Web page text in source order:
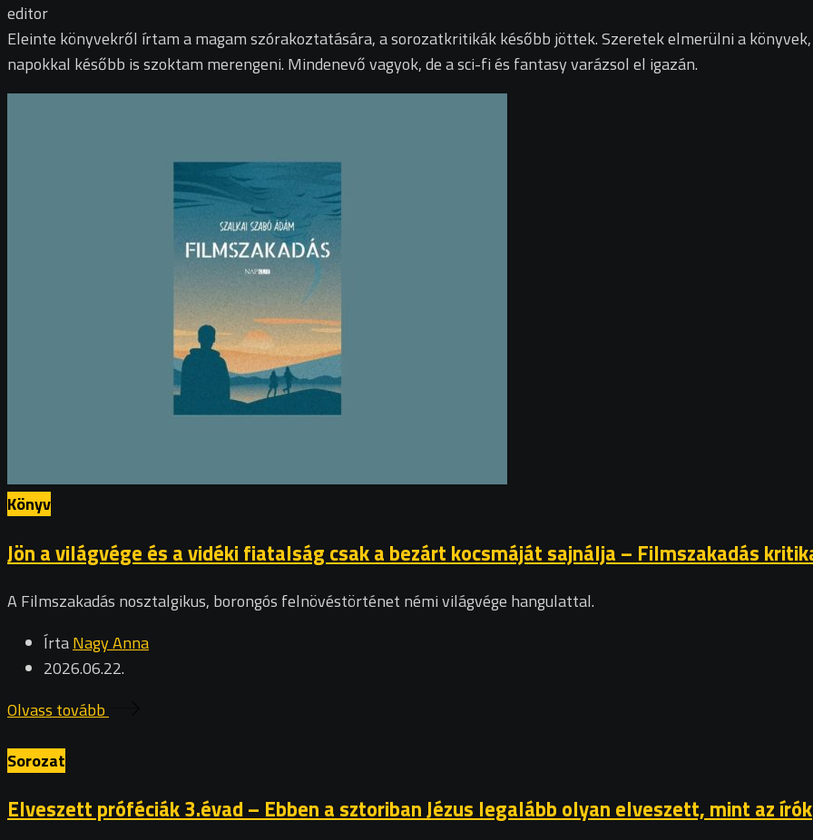
editor
Eleinte könyvekről írtam a magam szórakoztatására, a sorozatkritikák később jöttek. Szeretek elmerülni a
napokkal később is szoktam merengeni. Mindenevő vagyok, de a sci-fi és fantasy varázsol el igazán.
Könyv
Jön a világvége és a vidéki fiatalság csak a bezárt kocsmáját sajnálja – Filmszakadás
A Filmszakadás nosztalgikus, borongós felnövéstörténet némi világvége hangulattal.
ÍrtaNagy Anna
2026.06.22.
Olvass tovább
Sorozat
Elveszett próféciák 3.évad – Ebben a sztoriban Jézus legalább olyan elveszett, mint az írók